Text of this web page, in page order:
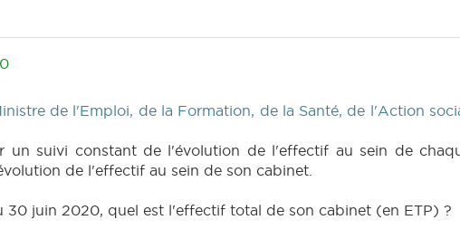
de l'Emploi, de la Formation, de la Santé, de l'Action
un suivi constant de l'évolution de l'effectif au sein de
de l'effectif au sein de son cabinet.
30 juin 2020, quel est l'effectif total de son cabinet (en ETP) ?